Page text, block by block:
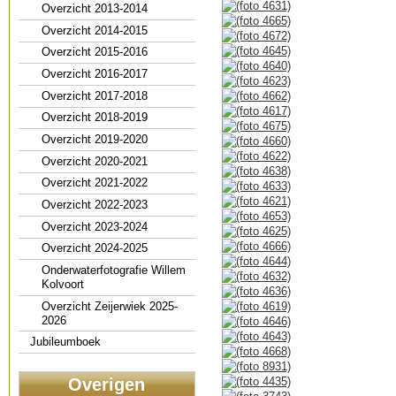
Overzicht 2013-2014
Overzicht 2014-2015
Overzicht 2015-2016
Overzicht 2016-2017
Overzicht 2017-2018
Overzicht 2018-2019
Overzicht 2019-2020
Overzicht 2020-2021
Overzicht 2021-2022
Overzicht 2022-2023
Overzicht 2023-2024
Overzicht 2024-2025
Onderwaterfotografie Willem
Kolvoort
Overzicht Zeijerwiek 2025-
2026
Jubileumboek
Overigen